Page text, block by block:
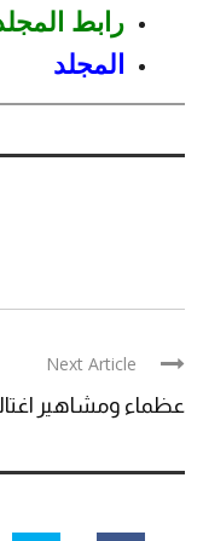
رابط
المجلد
Next Article
عظماء ومشاهير